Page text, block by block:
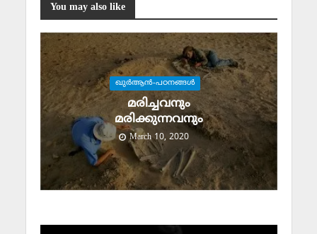
You may also like
ഖുര്‍ആന്‍-പഠനങ്ങള്‍
മരിച്ചവനും
മരിക്കുന്നവനും
March 10, 2020